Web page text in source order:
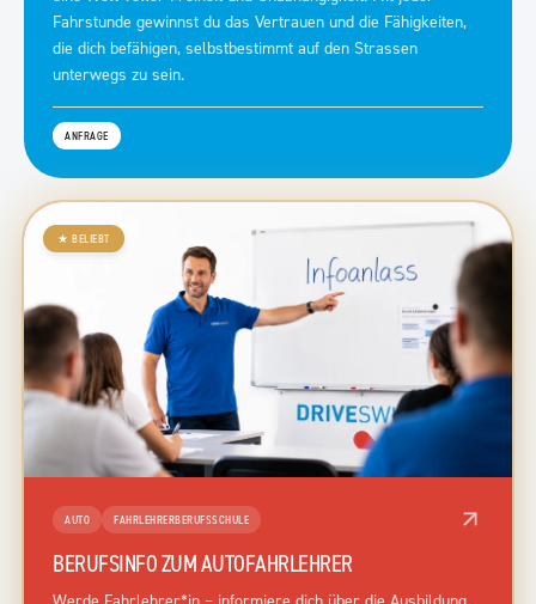
Fahrstunde gewinnst du das Vertrauen und die Fähigkeiten,
die dich befähigen, selbstbestimmt auf den Strassen
unterwegs zu sein.
ANFRAGE
★ BELIEBT
AUTO FAHRLEHRERBERUFSSCHULE
BERUFSINFO ZUM AUTOFAHRLEHRER
Werde Fahrlehrer*in – informiere dich über die Ausbildung.